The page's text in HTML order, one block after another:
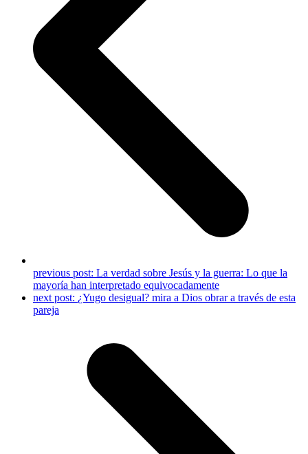
previous post: La verdad sobre Jesús y la guerra: Lo que la
mayoría han interpretado equivocadamente
next post: ¿Yugo desigual? mira a Dios obrar a través de esta
pareja